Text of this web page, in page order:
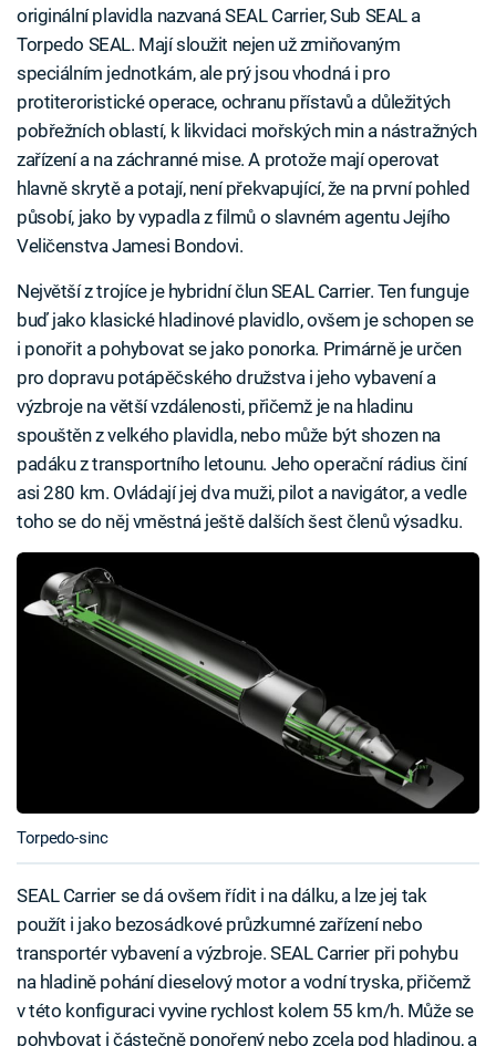
originální plavidla nazvaná SEAL Carrier, Sub SEAL a
Torpedo SEAL. Mají sloužit nejen už zmiňovaným
speciálním jednotkám, ale prý jsou vhodná i pro
protiteroristické operace, ochranu přístavů a důležitých
pobřežních oblastí, k likvidaci mořských min a nástražných
zařízení a na záchranné mise. A protože mají operovat
hlavně skrytě a potají, není překvapující, že na první pohled
působí, jako by vypadla z filmů o slavném agentu Jejího
Veličenstva Jamesi Bondovi.
Největší z trojíce je hybridní člun SEAL Carrier. Ten funguje
buď jako klasické hladinové plavidlo, ovšem je schopen se
i ponořit a pohybovat se jako ponorka. Primárně je určen
pro dopravu potápěčského družstva i jeho vybavení a
výzbroje na větší vzdálenosti, přičemž je na hladinu
spouštěn z velkého plavidla, nebo může být shozen na
padáku z transportního letounu. Jeho operační rádius činí
asi 280 km. Ovládají jej dva muži, pilot a navigátor, a vedle
toho se do něj vměstná ještě dalších šest členů výsadku.
Torpedo-sinc
SEAL Carrier se dá ovšem řídit i na dálku, a lze jej tak
použít i jako bezosádkové průzkumné zařízení nebo
transportér vybavení a výzbroje. SEAL Carrier při pohybu
na hladině pohání dieselový motor a vodní tryska, přičemž
v této konfiguraci vyvine rychlost kolem 55 km/h. Může se
pohybovat i částečně ponořený nebo zcela pod hladinou, a